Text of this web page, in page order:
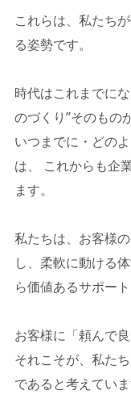
これらは、私たち
る姿勢です。
時代はこれまでに
のづくり”そのもの
いつまでに・どの
は、 これからも企
ます。
私たちは、お客様
し、柔軟に動ける
ら価値あるサポート
お客様に「頼んで
それこそが、私た
であると考えていま